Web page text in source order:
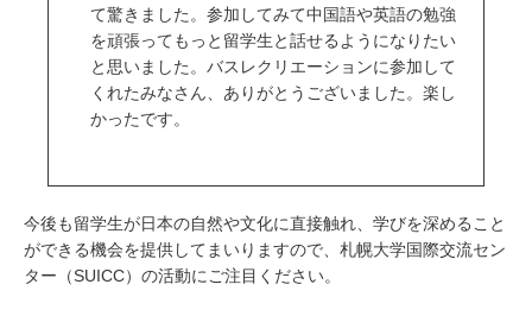
て驚きました。参加してみて中国語や英語の勉強
を頑張ってもっと留学生と話せるようになりたい
と思いました。バスレクリエーションに参加して
くれたみなさん、ありがとうございました。楽し
かったです。
今後も留学生が日本の自然や文化に直接触れ、学びを深めること
ができる機会を提供してまいりますので、札幌大学国際交流セン
ター（SUICC）の活動にご注目ください。